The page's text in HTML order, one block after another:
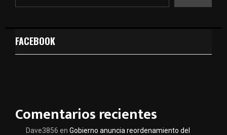
FACEBOOK
Comentarios recientes
Dave3856 en Gobierno anuncia reordenamiento del